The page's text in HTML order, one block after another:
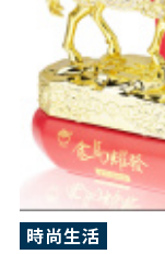
時尚生活